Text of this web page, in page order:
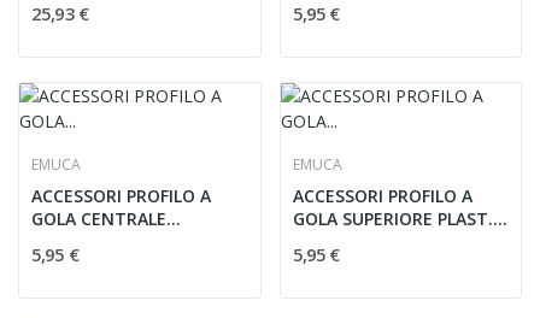
25,93 € 5,95 €
EMUCA
ACCESSORI PROFILO A
GOLA CENTRALE
5,95 €
EMUCA
ACCESSORI PROFILO A
GOLA SUPERIORE PLAST.
5,95 €